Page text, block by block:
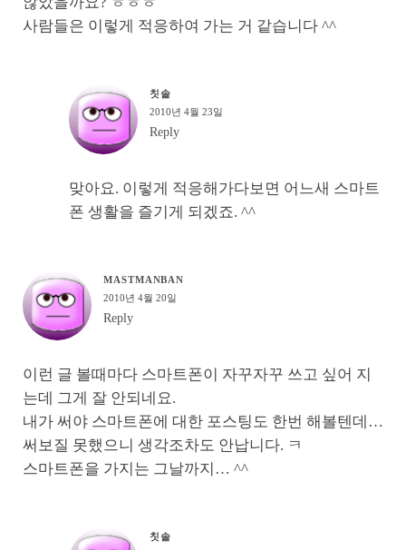
사람들은 이렇게 적응하여 가는 거 같습니다 ^^
칫솔
2010년 4월 23일
Reply
맞아요. 이렇게 적응해가다보면 어느새 스마트
폰 생활을 즐기게 되겠죠. ^^
MASTMANBAN
2010년 4월 20일
Reply
이런 글 볼때마다 스마트폰이 자꾸자꾸 쓰고 싶어 지
는데 그게 잘 안되네요.
내가 써야 스마트폰에 대한 포스팅도 한번 해볼텐데…
써보질 못했으니 생각조차도 안납니다. ㅋ
스마트폰을 가지는 그날까지… ^^
칫솔